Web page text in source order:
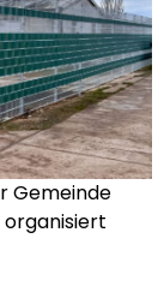
Gemeinde
organisiert